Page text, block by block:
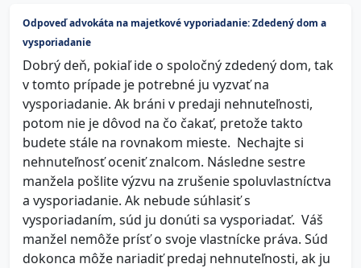
Odpoveď advokáta na majetkové vyporiadanie: Zdedený dom a
vysporiadanie
Dobrý deň, pokiaľ ide o spoločný zdedený dom, tak
v tomto prípade je potrebné ju vyzvať na
vysporiadanie. Ak bráni v predaji nehnuteľnosti,
potom nie je dôvod na čo čakať, pretože takto
budete stále na rovnakom mieste. Nechajte si
nehnuteľnosť oceniť znalcom. Následne sestre
manžela pošlite výzvu na zrušenie spoluvlastníctva
a vysporiadanie. Ak nebude súhlasiť s
vysporiadaním, súd ju donúti sa vysporiadať. Váš
manžel nemôže prísť o svoje vlastnícke práva. Súd
dokonca môže nariadiť predaj nehnuteľnosti, ak ju